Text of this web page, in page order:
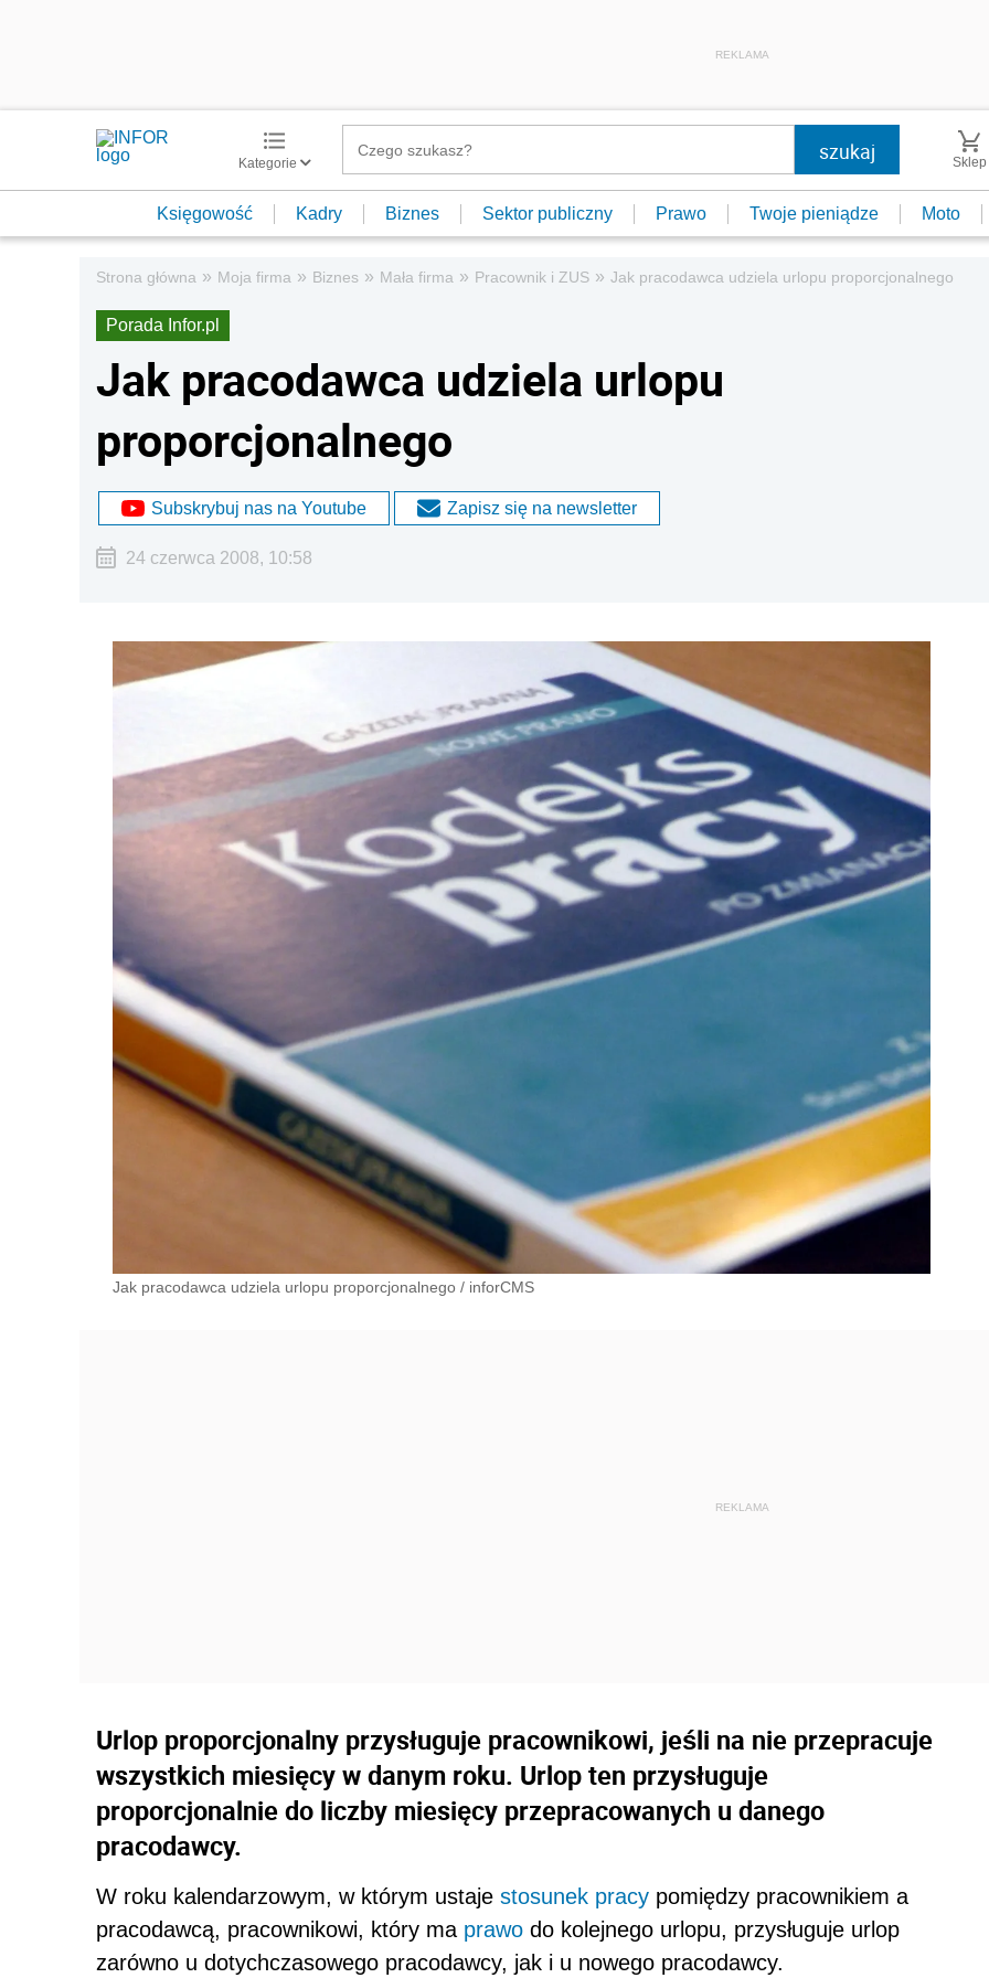
REKLAMA
Kategorie Sklep
Księgowość Kadry Biznes Sektor publiczny Prawo Twoje pieniądze Moto
Strona główna » Moja firma » Biznes » Mała firma » Pracownik i ZUS » Jak pracodawca udziela urlopu proporcjonalnego
Porada Infor.pl
Jak pracodawca udziela urlopu
proporcjonalnego
Subskrybuj nas na Youtube Zapisz się na newsletter
24 czerwca 2008, 10:58
Jak pracodawca udziela urlopu proporcjonalnego / inforCMS
Urlop proporcjonalny przysługuje pracownikowi, jeśli na nie przepracuje
wszystkich miesięcy w danym roku. Urlop ten przysługuje
proporcjonalnie do liczby miesięcy przepracowanych u danego
pracodawcy.
W roku kalendarzowym, w którym ustaje stosunek pracy pomiędzy pracownikiem a
pracodawcą, pracownikowi, który ma prawo do kolejnego urlopu, przysługuje urlop
zarówno u dotychczasowego pracodawcy, jak i u nowego pracodawcy.